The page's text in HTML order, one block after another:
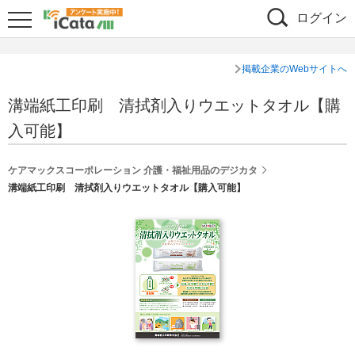
ログイン
掲載企業のWebサイトへ
溝端紙工印刷 清拭剤入りウエットタオル【購
入可能】
ケアマックスコーポレーション 介護・福祉用品のデジカタ
溝端紙工印刷 清拭剤入りウエットタオル【購入可能】